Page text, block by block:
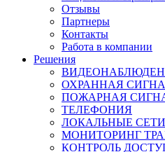
Отзывы
Партнеры
Контакты
Работа в компании
Решения
ОХРАННАЯ
ПОЖАРНАЯ
ТЕЛЕФОНИЯ
ЛОКАЛЬНЫЕ СЕТИ
МОНИТОРИНГ
КОНТРОЛЬ